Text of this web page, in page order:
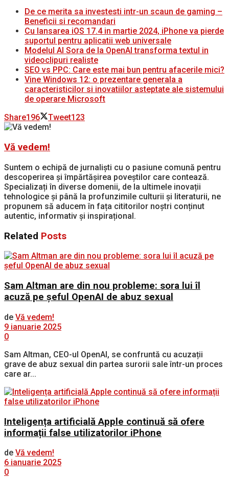
De ce merita sa investesti intr-un scaun de gaming –
Beneficii si recomandari
Cu lansarea iOS 17.4 in martie 2024, iPhone va pierde
suportul pentru aplicatii web universale
Modelul AI Sora de la OpenAI transforma textul in
videoclipuri realiste
SEO vs PPC: Care este mai bun pentru afacerile mici?
Vine Windows 12: o prezentare generala a
caracteristicilor si inovatiilor asteptate ale sistemului
de operare Microsoft
Share196 Tweet123
Vă vedem!
Suntem o echipă de jurnaliști cu o pasiune comună pentru
descoperirea și împărtășirea poveștilor care contează.
Specializați în diverse domenii, de la ultimele inovații
tehnologice și până la profunzimile culturii și literaturii, ne
propunem să aducem în fața cititorilor noștri conținut
autentic, informativ și inspirațional.
Related Posts
Sam Altman are din nou probleme: sora lui îl
acuză pe șeful OpenAI de abuz sexual
de Vă vedem!
9 ianuarie 2025
0
Sam Altman, CEO-ul OpenAI, se confruntă cu acuzații
grave de abuz sexual din partea surorii sale într-un proces
care ar...
Inteligența artificială Apple continuă să ofere
informații false utilizatorilor iPhone
de Vă vedem!
6 ianuarie 2025
0